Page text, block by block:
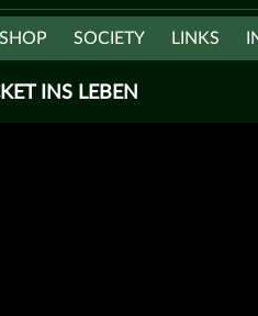
SHOP SOCIETY LINKS
INS LEBEN